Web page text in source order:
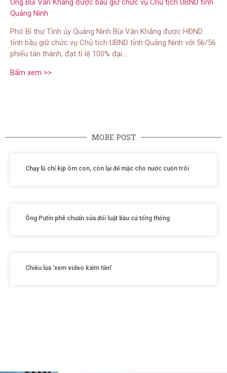
Ông Bùi Văn Khắng được bầu giữ chức vụ Chủ tịch UBND tỉnh
Quảng Ninh
Phó Bí thư Tỉnh ủy Quảng Ninh Bùi Văn Khắng được HĐND
tỉnh bầu giữ chức vụ Chủ tịch UBND tỉnh Quảng Ninh với 56/56
phiếu tán thành, đạt tỉ lệ 100% đại…
Bấm xem >>
MORE POST
Chạy lũ chỉ kịp ôm con, còn lại để mặc cho nước cuốn trôi
Ông Putin phê chuẩn sửa đổi luật bầu cử tổng thống
Chiêu lừa ‘xem video kiếm tiền’